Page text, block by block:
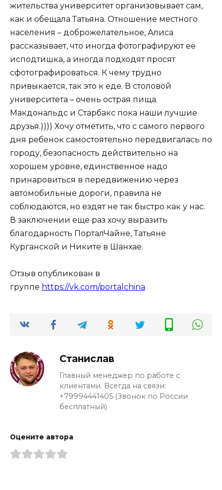
жительства университет организовывает сам,
как и обещала Татьяна. Отношение местного
населения – доброжелательное, Алиса
рассказывает, что иногда фотографируют её
исподтишка, а иногда подходят просят
сфотографироваться. К чему трудно
привыкается, так это к еде. В столовой
университета – очень острая пища.
Макдональдс и Старбакс пока наши лучшие
друзья.)))) Хочу отметить, что с самого первого
дня ребенок самостоятельно передвигалась по
городу, безопасность действительно на
хорошем уровне, единственное надо
принаровиться в передвижению через
автомобильные дороги, правила не
соблюдаются, но ездят не так быстро как у нас.
В заключении еще раз хочу выразить
благодарность ПорталЧайне, Татьяне
Курганской и Никите в Шанхае.
Отзыв опубликован в
группе https://vk.com/portalchina
Станислав
Главный менеджер по работе с
клиентами. Всегда на связи:
+79994441405 (Звонок по России
бесплатный)
Оцените автора